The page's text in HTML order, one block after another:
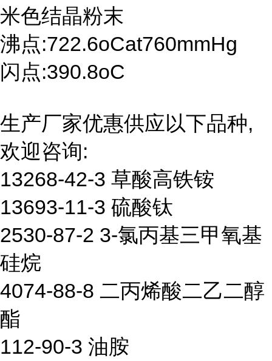
米色结晶粉末
沸点:722.6oCat760mmHg
闪点:390.8oC
生产厂家优惠供应以下品种,
欢迎咨询:
13268-42-3 草酸高铁铵
13693-11-3 硫酸钛
2530-87-2 3-氯丙基三甲氧基
硅烷
4074-88-8 二丙烯酸二乙二醇
酯
112-90-3 油胺